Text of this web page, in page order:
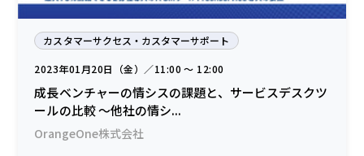
カスタマーサクセス・カスタマーサポート
2023年01月20日（金）／11:00 〜 12:00
成長ベンチャーの情シスの課題と、サービスデスクツ
ールの比較 ～他社の情シ...
OrangeOne株式会社